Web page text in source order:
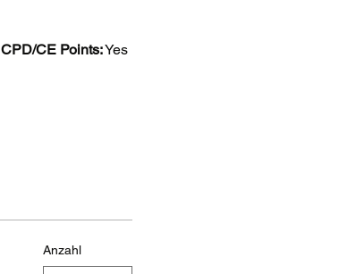
CPD/CE Points: Yes
Anzahl